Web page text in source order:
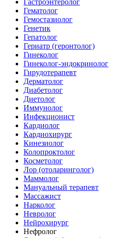
Гематолог
Гемостазиолог
Генетик
Гепатолог
Гериатр (геронтолог)
Гинеколог
Гинеколог-эндокринолог
Гирудотерапевт
Дерматолог
Диабетолог
Диетолог
Иммунолог
Инфекционист
Кардиолог
Кардиохирург
Кинезиолог
Колопроктолог
Косметолог
Лор (отоларинголог)
Маммолог
Мануальный терапевт
Массажист
Нарколог
Невролог
Нейрохирург
Нефролог